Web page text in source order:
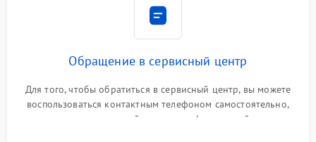
Обращение в сервисный центр
Для того, чтобы обратиться в сервисный центр, вы можете
воспользоваться контактным телефоном самостоятельно,
или оставить свой номер телефона на сайте